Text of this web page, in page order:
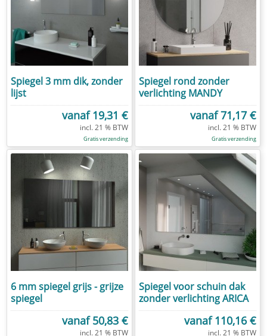
Spiegel 3 mm dik, zonder
lijst
vanaf19,31 €
Gratis verzending
Spiegel rond zonder
verlichting MANDY
vanaf71,17 €
Gratis verzending
6 mm spiegel grijs - grijze
spiegel
vanaf50,83 €
Spiegel voor schuin dak
zonder verlichting ARICA
vanaf110,16 €